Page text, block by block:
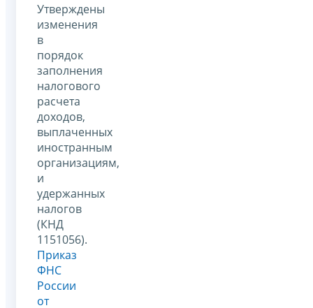
Утверждены
изменения
в
порядок
заполнения
налогового
расчета
доходов,
выплаченных
иностранным
организациям,
и
удержанных
налогов
(КНД
1151056).
Приказ
ФНС
России
от